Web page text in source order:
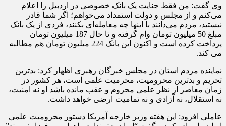
وی گفت: من فقط جنایت یک بانک خصوصی در اردبیل را اعلام
می‌کنم و از مجلس و دولت استمداد می‌خواهم؛ اگر شما قادر
نیستید، مردم می‌دانند با اینها چه معامله‌ای بکنند، فردی از یک بانک
مبلغ 50 میلیون تومان وام گرفته و تا حال 187 میلیون تومان
پرداخت کرده است و اکنون این بانک 224 میلیون تومان هم مطالبه
می کند.
نماینده مردم استان در مجلس خبرگان رهبری اظهار کرد: بدترین
تحریم و بدترین محرومیت، محرمیت علمی است، هر کشور در
زمان معاصر از نظر علمی محروم و عقب مانده باشد او نه امنیت،
نه استقلال، نه آزادی و نه تمامیت ارضی خواهد داشت.
عاملی افزود: این هفته وزیر خارجه آمریکا دستور محرومیت علمی